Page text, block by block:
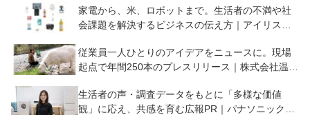
家電から、米、ロボットまで。生活者の不満や社
会課題を解決するビジネスの伝え方｜アイリスオ
従業員一人ひとりのアイデアをニュースに。現場
起点で年間250本のプレスリリース｜株式会社温泉
生活者の声・調査データをもとに「多様な価値
観」に応え、共感を育む広報PR｜パナソニック株